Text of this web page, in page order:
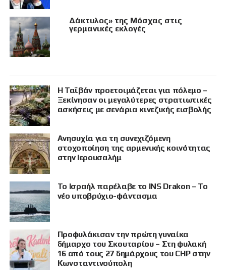
Δάκτυλος» της Μόσχας στις
γερμανικές εκλογές
Η Ταϊβάν προετοιμάζεται για πόλεμο –
Ξεκίνησαν οι μεγαλύτερες στρατιωτικές
ασκήσεις με σενάρια κινεζικής εισβολής
Ανησυχία για τη συνεχιζόμενη
στοχοποίηση της αρμενικής κοινότητας
στην Ιερουσαλήμ
Το Ισραήλ παρέλαβε το INS Drakon – Το
νέο υποβρύχιο-φάντασμα
Προφυλάκισαν την πρώτη γυναίκα
δήμαρχο του Σκουταρίου – Στη φυλακή
16 από τους 27 δημάρχους του CHP στην
Κωνσταντινούπολη